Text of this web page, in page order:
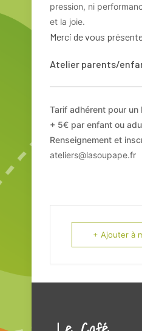
pression, ni
et la joie.
Merci de vous
Atelier parents/
Tarif adhérent pour
+ 5€ par enfant ou
Renseignement et
ateliers@lasoupape.fr
+ Ajouter à